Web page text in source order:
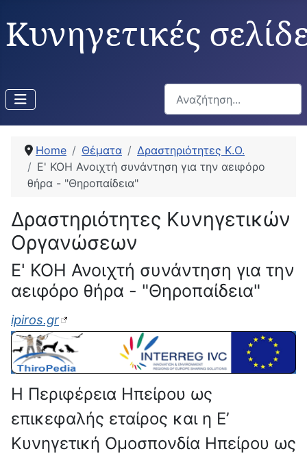
Κυνηγετικές
Αναζήτηση...
Home Θέματα
Δραστηριότητες Κ.Ο.
Ε' ΚΟΗ Ανοιχτή συνάντηση για την αειφόρο
θήρα - "Θηροπαίδεια"
Δραστηριότητες Κυνηγετικών
Οργανώσεων
Ε' ΚΟΗ Ανοιχτή συνάντηση για την
αειφόρο θήρα - "Θηροπαίδεια"
ipiros.gr
Η Περιφέρεια Ηπείρου ως
επικεφαλής εταίρος και η Ε’
Κυνηγετική Ομοσπονδία Ηπείρου ως